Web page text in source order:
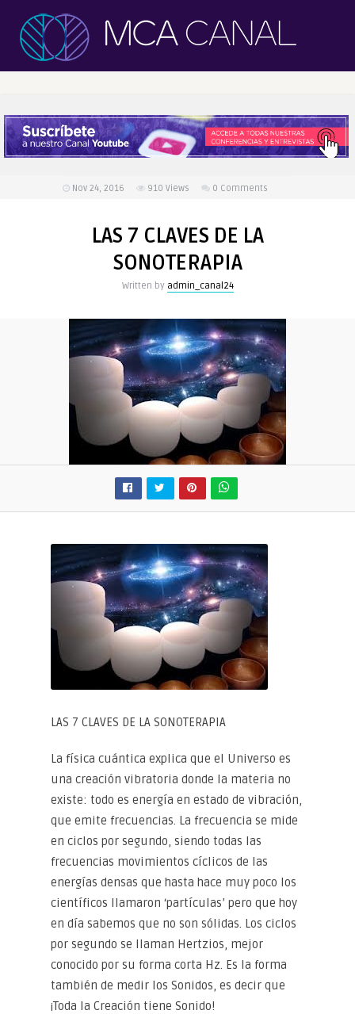
Nov 24, 2016 910 Views 0 Comments
LAS 7 CLAVES DE LA
SONOTERAPIA
Written by admin_canal24
LAS 7 CLAVES DE LA SONOTERAPIA
La física cuántica explica que el Universo es
una creación vibratoria donde la materia no
existe: todo es energía en estado de vibración,
que emite frecuencias. La frecuencia se mide
en ciclos por segundo, siendo todas las
frecuencias movimientos cíclicos de las
energías densas que hasta hace muy poco los
científicos llamaron ‘partículas’ pero que hoy
en día sabemos que no son sólidas. Los ciclos
por segundo se llaman Hertzios, mejor
conocido por su forma corta Hz. Es la forma
también de medir los Sonidos, es decir que
¡Toda la Creación tiene Sonido!